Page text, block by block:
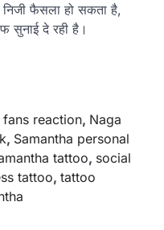
फैसला हो सकता है,
सुनाई दे रही है।
fans reaction, Naga
, Samantha personal
tattoo, social
tattoo, tattoo